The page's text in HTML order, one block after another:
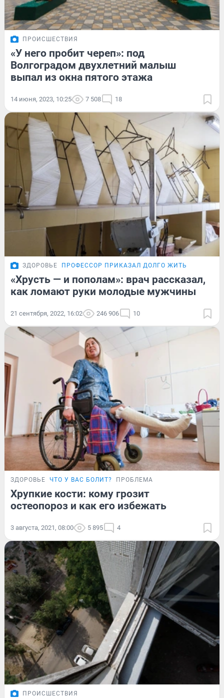
ПРОИСШЕСТВИЯ
«У него пробит череп»: под
Волгоградом двухлетний малыш
выпал из окна пятого этажа
14 июня, 2023, 10:25 7 508 18
ЗДОРОВЬЕ ПРОФЕССОР ПРИКАЗАЛ ДОЛГО ЖИТЬ
«Хрусть — и пополам»: врач рассказал,
как ломают руки молодые мужчины
21 сентября, 2022, 16:02 246 906 10
ЗДОРОВЬЕ ЧТО У ВАС БОЛИТ? ПРОБЛЕМА
Хрупкие кости: кому грозит
остеопороз и как его избежать
3 августа, 2021, 08:00 5 895 4
ПРОИСШЕСТВИЯ